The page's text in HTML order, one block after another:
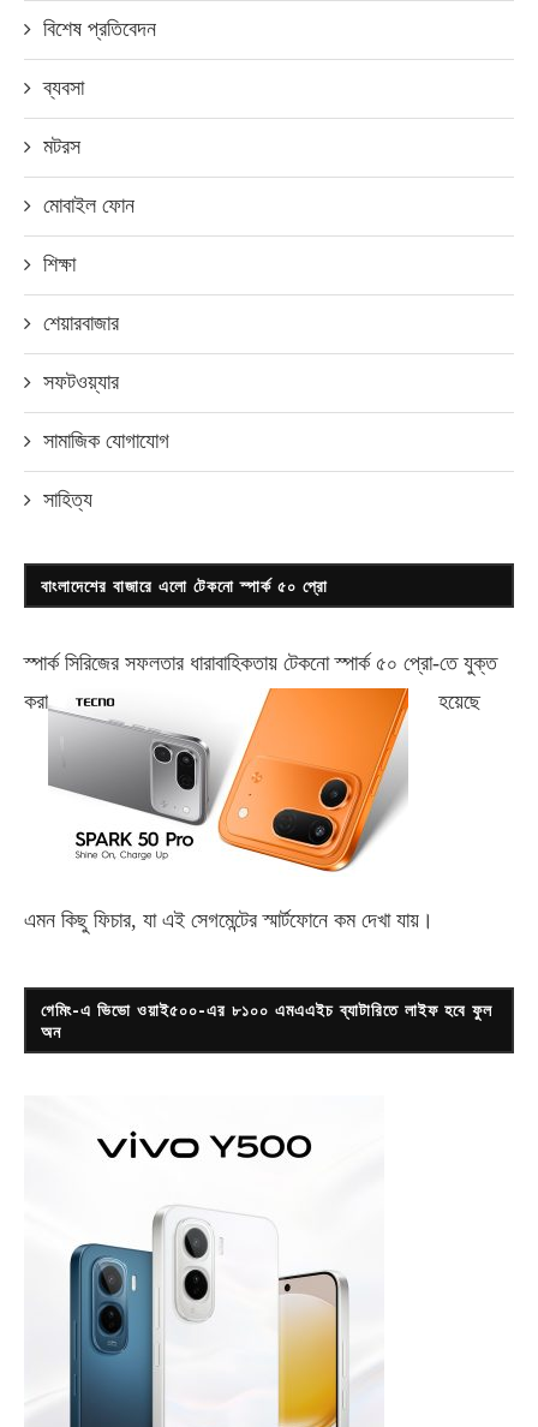
বিশেষ প্রতিবেদন
ব্যবসা
মটরস
মোবাইল ফোন
শিক্ষা
শেয়ারবাজার
সফটওয়্যার
সামাজিক যোগাযোগ
সাহিত্য
বাংলাদেশের বাজারে এলো টেকনো স্পার্ক ৫০ প্রো
স্পার্ক সিরিজের সফলতার ধারাবাহিকতায় টেকনোস্পার্ক ৫০ প্রো-তে যুক্ত
করা
হয়েছে
এমন কিছু ফিচার, যা এই সেগমেন্টের স্মার্টফোনে কম দেখা যায়।
গেমিং-এ ভিভো ওয়াই৫০০-এর ৮১০০ এমএএইচ ব্যাটারিতে লাইফ হবে ফুল
অন